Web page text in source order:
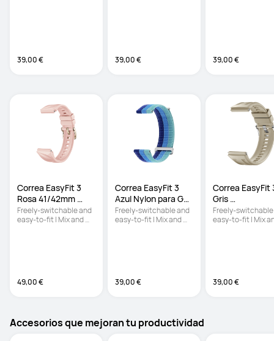
39,00 € 39,00 € 39,00 €
Correa EasyFit 3
Rosa 41/42mm
Fluoroelastómero
Freely-switchable and
easy-to-fit | Mix and
49,00 €
Correa EasyFit 3
Azul Nylon para GT
Series
Freely-switchable and
easy-to-fit | Mix and
39,00 €
Correa EasyFit
Gris
Freely-
easy-to-fit | Mix
39,00 €
Accesorios que mejoran tu productividad